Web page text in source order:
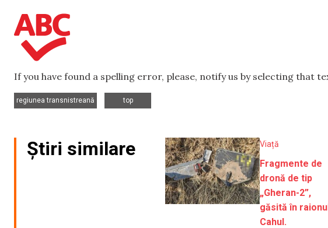
If you have found a spelling error, please, notify us by selecting that
regiunea transnistreană
top
Știri similare Viață
Fragmente de
dronă de tip
„Gheran-2”,
găsită în
Cahul.